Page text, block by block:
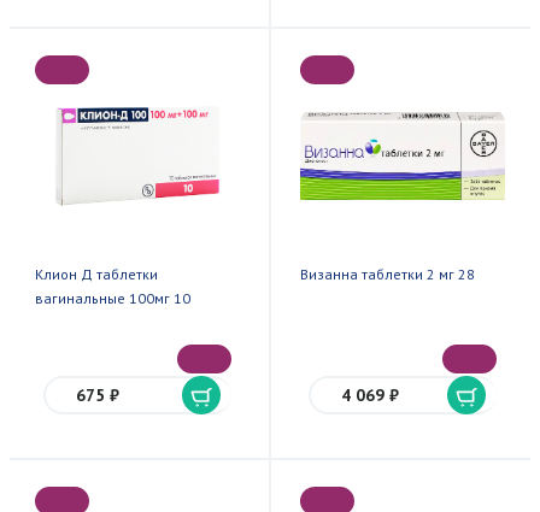
Клион Д таблетки
вагинальные 100мг 10
675 ₽
Визанна таблетки 2 мг 28
4 069 ₽